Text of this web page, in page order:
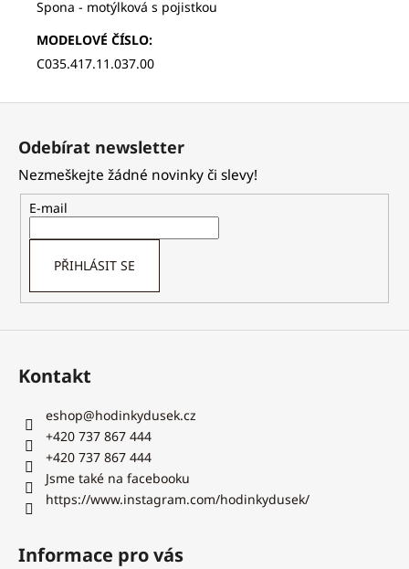
Spona - motýlková s pojistkou
MODELOVÉ ČÍSLO:
C035.417.11.037.00
Odebírat newsletter
Nezmeškejte žádné novinky či slevy!
E-mail
PŘIHLÁSIT SE
Kontakt
eshop@hodinkydusek.cz
+420 737 867 444
+420 737 867 444
Jsme také na facebooku
https://www.instagram.com/hodinkydusek/
Informace pro vás